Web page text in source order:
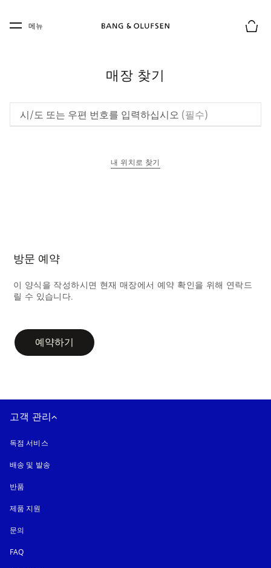
Skip to main footer
메뉴
매장 찾기
시/도 또는 우편 번호를 입력하십시오 (필수)
내 위치로 찾기
방문 예약
이 양식을 작성하시면 현재 매장에서 예약 확인을 위해 연락드
릴 수 있습니다.
예약하기
고객 관리
독점 서비스
배송 및 발송
반품
제품 지원
문의
FAQ